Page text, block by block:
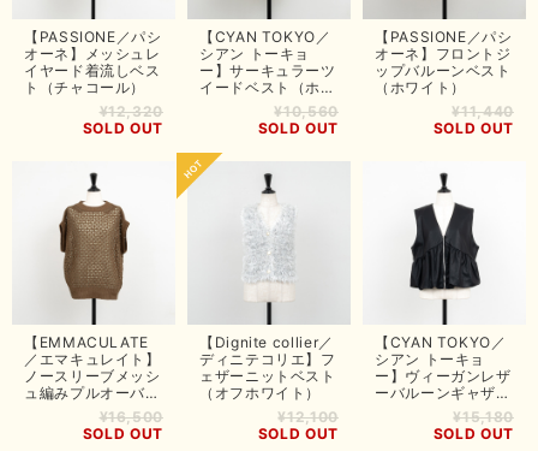
【PASSIONE／パシ
オーネ】メッシュレ
イヤード着流しベス
ト（チャコール）
¥12,320
SOLD OUT
【CYAN TOKYO／
シアン トーキョ
ー】サーキュラーツ
イードベスト（ホワ
¥10,560
SOLD OUT
【PASSIONE／パシ
オーネ】フロントジ
ップバルーンベスト
（ホワイト）
¥11,440
SOLD OUT
【EMMACULATE
／エマキュレイト】
ノースリーブメッシ
ュ編みプルオーバー
¥16,500
SOLD OUT
【Dignite collier／
ディニテコリエ】フ
ェザーニットベスト
（オフホワイト）
¥12,100
SOLD OUT
【CYAN TOKYO／
シアン トーキョ
ー】ヴィーガンレザ
ーバルーンギャザー
ベスト（ブラック）
¥15,180
SOLD OUT